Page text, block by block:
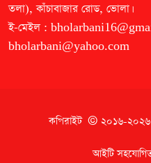
তলা), কাঁচাবাজার রোড, ভোলা।
ই-মেইল :
bholarbani@yahoo.com
কপিরাইট © ২০১৬-
আইটি